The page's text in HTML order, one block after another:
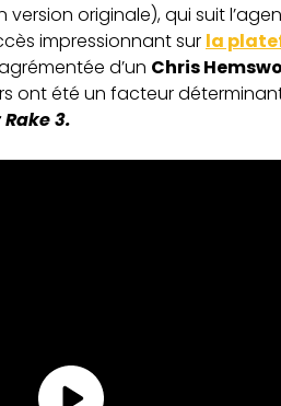
version originale), qui suit
impressionnant sur la
d’un Chris
ont été un facteur
3​.